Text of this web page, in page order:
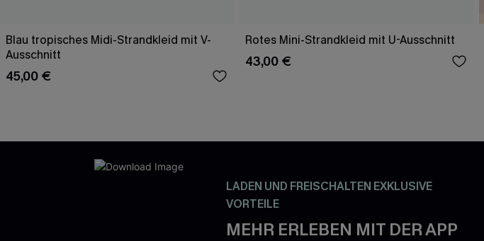
Blau tropisches Midi-Strandkleid mit V-
Ausschnitt
45,00 €
Rotes Mini-Strandkleid mit U-Ausschnitt
43,00 €
LADEN UND FREISCHALTEN EXKLUSIVE
VORTEILE
MEHR ERLEBEN MIT DER APP